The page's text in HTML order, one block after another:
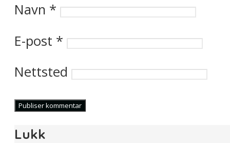
Navn *
E-post *
Nettsted
Lukk